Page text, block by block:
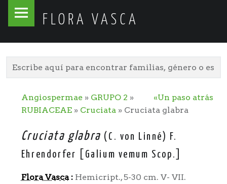
FLORA VASCA
Flora
Skip
«Un paso atrás
Angiospermae» GRUPO 2 »
RUBIACEAE» Cruciata» Cruciata glabra
Cruciata glabra (C. von Linné) F.
Ehrendorfer [Galium vemum Scop.]
Flora Vasca:Hemicript., 5-30 cm. V- VII.